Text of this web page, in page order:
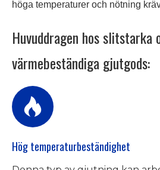
höga temperaturer och nötning
Huvuddragen hos slitstarka
värmebeständiga gjutgods:
Hög temperaturbeständighet